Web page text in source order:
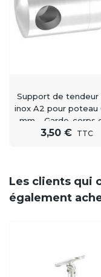
Support de tendeur
inox A2 pour poteau
mm – Garde-corps
inox
3,50 € TTC
Les clients qui
également